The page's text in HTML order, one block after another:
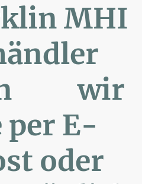
MHI
wir
per E-
oder